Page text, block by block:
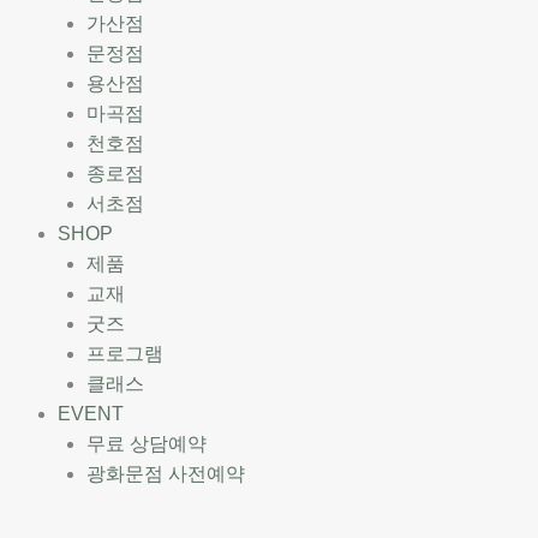
가산점
문정점
용산점
마곡점
천호점
종로점
서초점
SHOP
제품
교재
굿즈
프로그램
클래스
EVENT
무료 상담예약
광화문점 사전예약